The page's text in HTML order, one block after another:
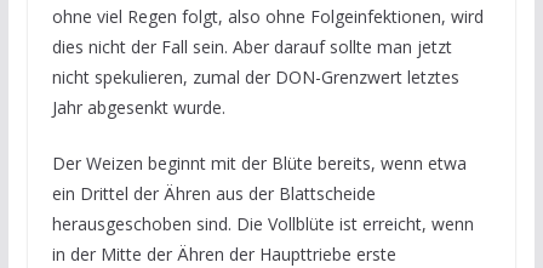
ohne viel Regen folgt, also ohne Folgeinfektionen, wird
dies nicht der Fall sein. Aber darauf sollte man jetzt
nicht spekulieren, zumal der DON-Grenzwert letztes
Jahr abgesenkt wurde.
Der Weizen beginnt mit der Blüte bereits, wenn etwa
ein Drittel der Ähren aus der Blattscheide
herausgeschoben sind. Die Vollblüte ist erreicht, wenn
in der Mitte der Ähren der Haupttriebe erste